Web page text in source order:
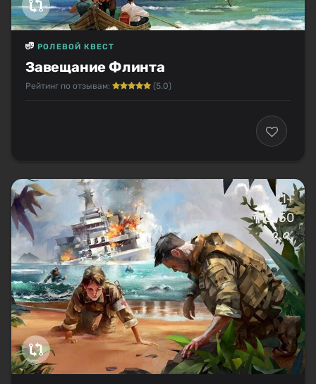
Завещание Флинта
РОЛЕВОЙ КВЕСТ
Рейтинг по отзывам: (5.0)
11+
6–50